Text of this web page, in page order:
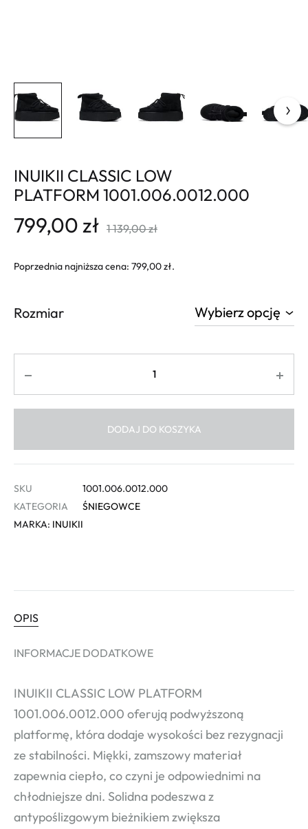
INUIKII CLASSIC LOW
PLATFORM 1001.006.0012.000
799,00zł 1 139,00zł
Poprzednia najniższa cena: 799,00zł.
Rozmiar
DODAJ DO KOSZYKA
SKU
1001.006.0012.000
KATEGORIA
ŚNIEGOWCE
MARKA: INUIKII
OPIS
INFORMACJE DODATKOWE
INUIKII CLASSIC LOW PLATFORM
1001.006.0012.000 oferują podwyższoną
platformę, która dodaje wysokości bez rezygnacji
ze stabilności. Miękki, zamszowy materiał
zapewnia ciepło, co czyni je odpowiednimi na
chłodniejsze dni. Solidna podeszwa z
antypoślizgowym bieżnikiem zwiększa